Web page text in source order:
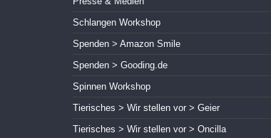
Schlangen Workshop
Spenden > Amazon Smile
Spenden > Gooding.de
Spinnen Workshop
Tierisches > Wir stellen vor > Geier
Tierisches > Wir stellen vor > Oncilla